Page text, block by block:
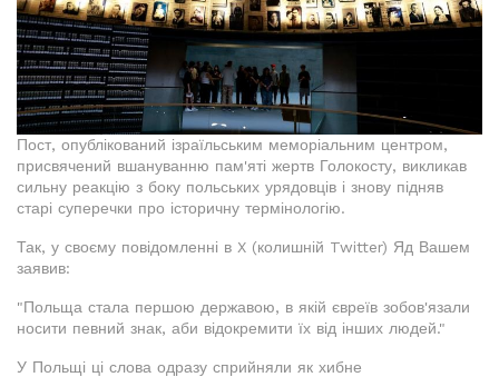
Пост, опублікований ізраїльським меморіальним центром,
присвячений вшануванню пам'яті жертв Голокосту, викликав
сильну реакцію з боку польських урядовців і знову підняв
старі суперечки про історичну термінологію.
Так, у своєму повідомленні в X (колишній Twitter) Яд Вашем
заявив:
"Польща стала першою державою, в якій євреїв зобов'язали
носити певний знак, аби відокремити їх від інших людей."
У Польщі ці слова одразу сприйняли як хибне